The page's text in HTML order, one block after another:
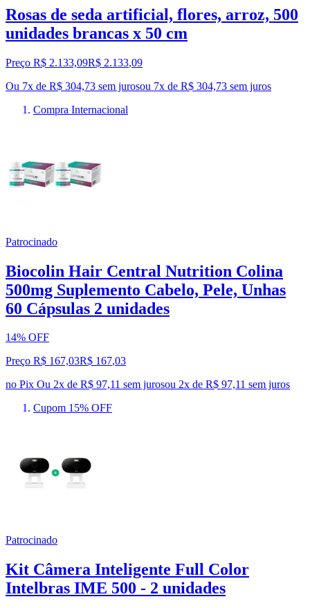
Rosas de seda artificial, flores, arroz, 500
unidades brancas x 50 cm
Preço R$ 2.133,09R$ 2.133,09
Ou 7x de R$ 304,73 sem jurosou 7x de R$ 304,73 sem juros
Compra Internacional
Patrocinado
Biocolin Hair Central Nutrition Colina
500mg Suplemento Cabelo, Pele, Unhas
60 Cápsulas 2 unidades
14% OFF
Preço R$ 167,03R$ 167,03
no Pix Ou 2x de R$ 97,11 sem jurosou 2x de R$ 97,11 sem juros
Cupom 15% OFF
Patrocinado
Kit Câmera Inteligente Full Color
Intelbras IME 500 - 2 unidades